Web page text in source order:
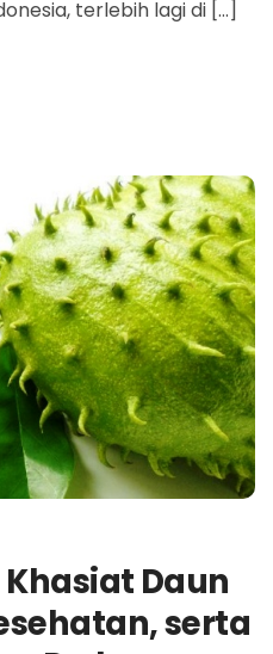
terlebih lagi di […]
Daun
serta